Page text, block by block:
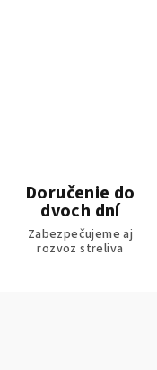
Doručenie do
dvoch dní
Zabezpečujeme aj
rozvoz streliva